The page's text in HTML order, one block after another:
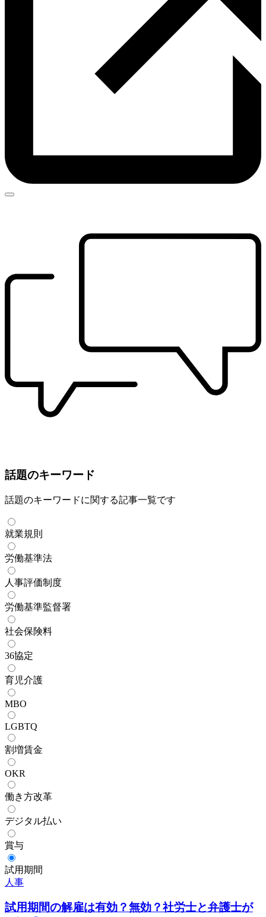
話題のキーワード
話題のキーワードに関する記事一覧です
就業規則
労働基準法
人事評価制度
労働基準監督署
社会保険料
36協定
育児介護
MBO
LGBTQ
割増賃金
OKR
働き方改革
デジタル払い
賞与
試用期間
人事
試用期間の解雇は有効？無効？社労士と弁護士が